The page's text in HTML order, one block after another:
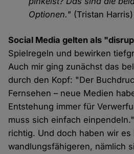
Optionen." (Tristan Harris)
Social Media gelten als
Spielregeln und bewirken
Auch mir ging zunächst das
durch den Kopf: "Der
Fernsehen – neue Medien
Entstehung immer für
muss sich einfach
richtig. Und doch haben wir
wandlungsfähigeren, nämlich